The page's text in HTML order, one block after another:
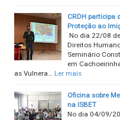
CRDH participa
Proteção ao
No dia 22/08
Direitos
Seminário
em
as Vulnera… Ler mais
Oficina sobre
na ISBET
No dia 04/09/